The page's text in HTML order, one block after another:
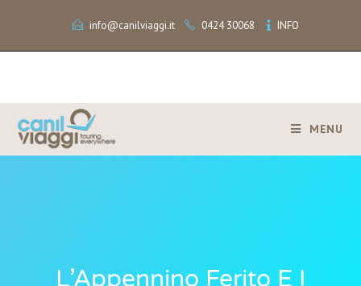
info@canilviaggi.it 0424 30068 INFO
MENU
L’Appennino Ferito E I